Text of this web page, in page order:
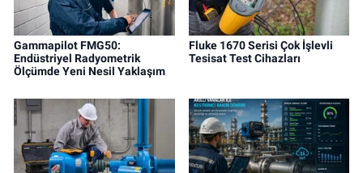
Gammapilot FMG50:
Endüstriyel Radyometrik
Ölçümde Yeni Nesil Yaklaşım
Fluke 1670 Serisi Çok İşlevli
Tesisat Test Cihazları